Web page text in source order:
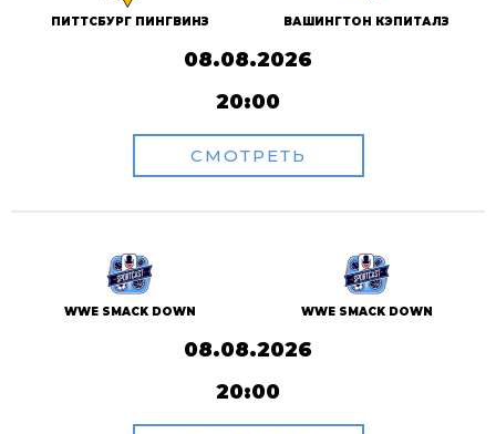
ПИТТСБУРГ ПИНГВИНЗ ВАШИНГТОН КЭПИТАЛЗ
08.08.2026
20:00
СМОТРЕТЬ
WWE SMACK DOWN WWE SMACK DOWN
08.08.2026
20:00